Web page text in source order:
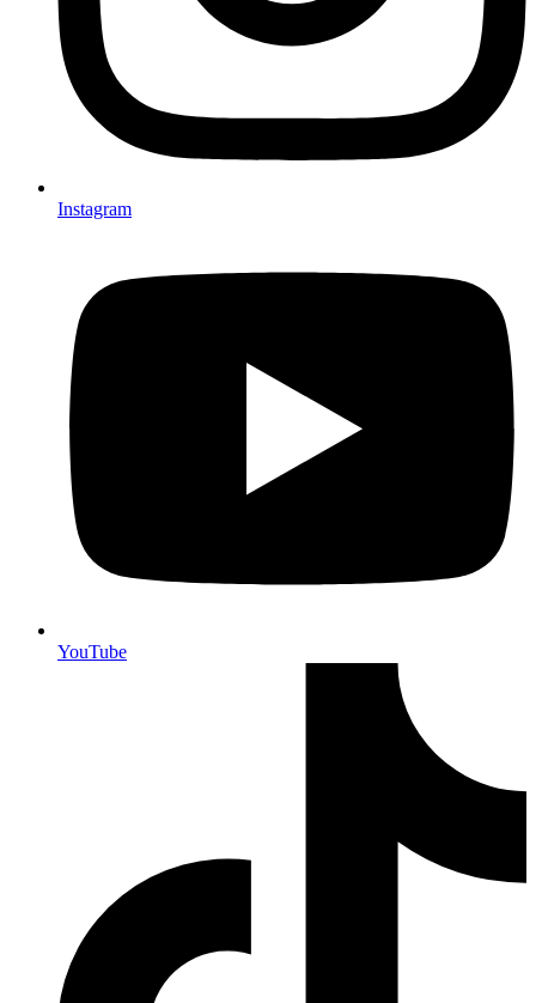
Instagram
YouTube